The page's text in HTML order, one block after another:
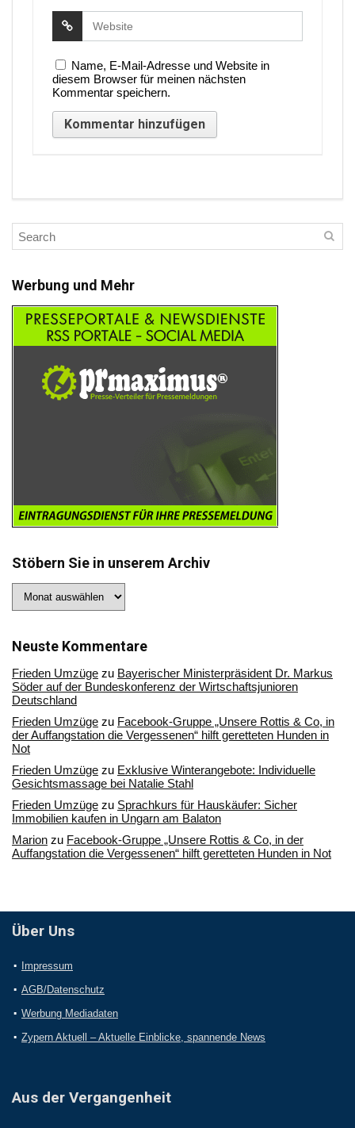
Name, E-Mail-Adresse und Website in
diesem Browser für meinen nächsten
Kommentar speichern.
Werbung und Mehr
Stöbern Sie in unserem Archiv
Sie
Archiv
Neuste Kommentare
Frieden Umzüge zu Bayerischer Ministerpräsident Dr. Markus
Söder auf der Bundeskonferenz der Wirtschaftsjunioren
Deutschland
Frieden Umzüge zu Facebook-Gruppe „Unsere Rottis & Co, in
der Auffangstation die Vergessenen“ hilft geretteten Hunden in
Not
Frieden Umzüge zu Exklusive Winterangebote: Individuelle
Gesichtsmassage bei Natalie Stahl
Frieden Umzüge zu Sprachkurs für Hauskäufer: Sicher
Immobilien kaufen in Ungarn am Balaton
Marion zu Facebook-Gruppe „Unsere Rottis & Co, in der
Auffangstation die Vergessenen“ hilft geretteten Hunden in Not
Über Uns
Impressum
AGB/Datenschutz
Werbung Mediadaten
Zypern Aktuell – Aktuelle Einblicke, spannende News
Aus der Vergangenheit